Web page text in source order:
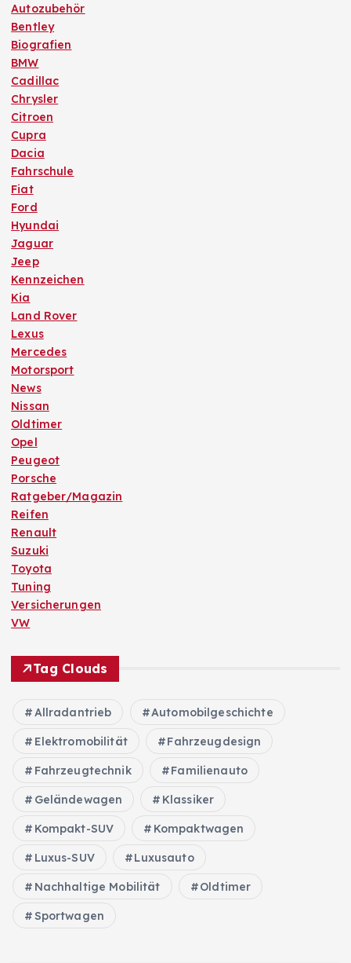
Autozubehör
Bentley
Biografien
BMW
Cadillac
Chrysler
Citroen
Cupra
Dacia
Fahrschule
Fiat
Ford
Hyundai
Jaguar
Jeep
Kennzeichen
Kia
Land Rover
Lexus
Mercedes
Motorsport
News
Nissan
Oldtimer
Opel
Peugeot
Porsche
Ratgeber/Magazin
Reifen
Renault
Suzuki
Toyota
Tuning
Versicherungen
VW
Tag Clouds
Allradantrieb Automobilgeschichte
Elektromobilität Fahrzeugdesign
Fahrzeugtechnik Familienauto
Geländewagen Klassiker
Kompakt-SUV Kompaktwagen
Luxus-SUV Luxusauto
Nachhaltige Mobilität Oldtimer
Sportwagen